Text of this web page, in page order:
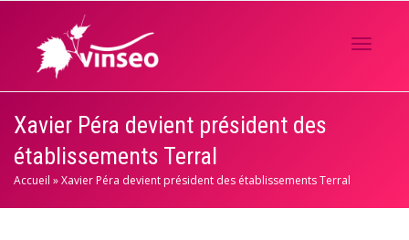
Xavier Péra devient président des
établissements Terral
Accueil »Xavier Péra devient président des établissements Terral